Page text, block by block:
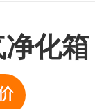
化箱